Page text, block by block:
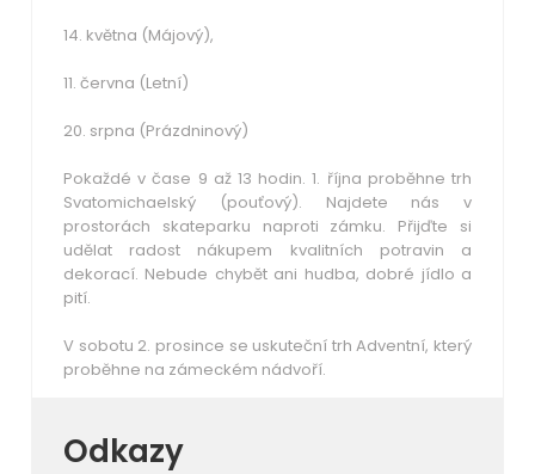
14. května (Májový),
11. června (Letní)
20. srpna (Prázdninový)
Pokaždé v čase 9 až 13 hodin. 1. října proběhne trh
Svatomichaelský (pouťový). Najdete nás v
prostorách skateparku naproti zámku. Přijďte si
udělat radost nákupem kvalitních potravin a
dekorací. Nebude chybět ani hudba, dobré jídlo a
pití.
V sobotu 2. prosince se uskuteční trh Adventní, který
proběhne na zámeckém nádvoří.
Odkazy